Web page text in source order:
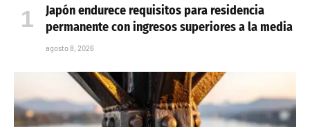
Japón endurece requisitos para residencia
permanente con ingresos superiores a la media
agosto 8, 2026